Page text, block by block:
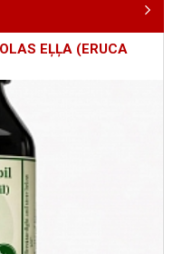
EĻĻA (ERUCA